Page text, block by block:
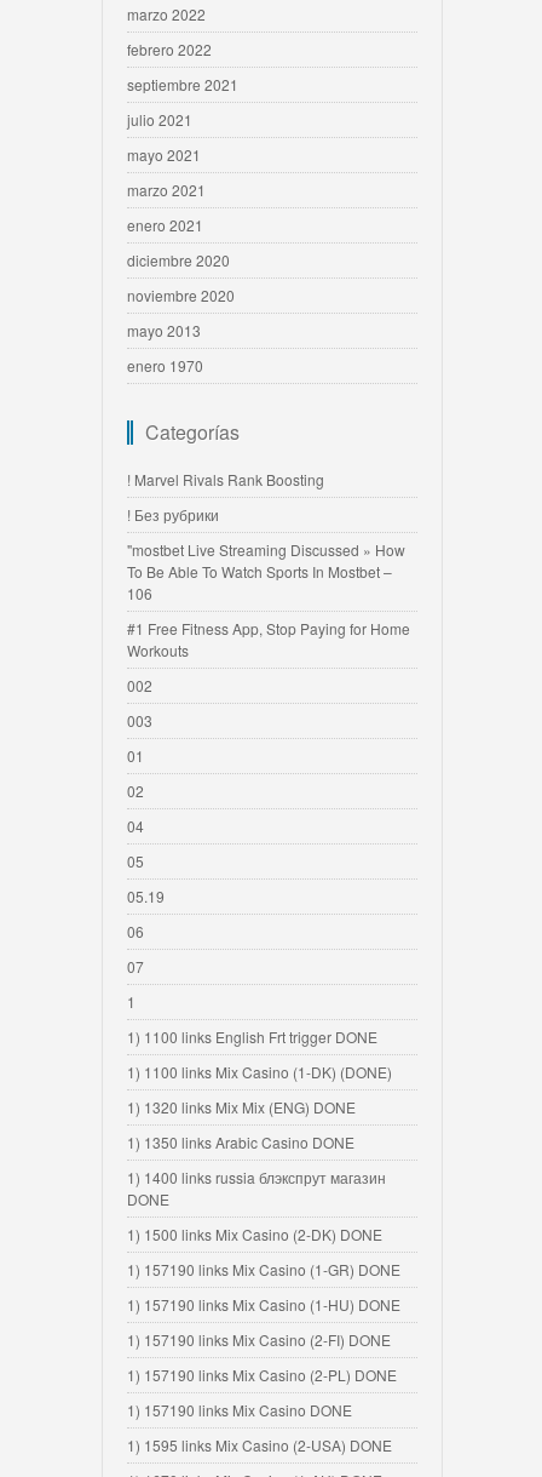
marzo 2022
febrero 2022
septiembre 2021
julio 2021
mayo 2021
marzo 2021
enero 2021
diciembre 2020
noviembre 2020
mayo 2013
enero 1970
Categorías
! Marvel Rivals Rank Boosting
! Без рубрики
"mostbet Live Streaming Discussed » How
To Be Able To Watch Sports In Mostbet –
106
#1 Free Fitness App, Stop Paying for Home
Workouts
002
003
01
02
04
05
05.19
06
07
1
1) 1100 links English Frt trigger DONE
1) 1100 links Mix Casino (1-DK) (DONE)
1) 1320 links Mix Mix (ENG) DONE
1) 1350 links Arabic Casino DONE
1) 1400 links russia блэкспрут магазин
DONE
1) 1500 links Mix Casino (2-DK) DONE
1) 157190 links Mix Casino (1-GR) DONE
1) 157190 links Mix Casino (1-HU) DONE
1) 157190 links Mix Casino (2-FI) DONE
1) 157190 links Mix Casino (2-PL) DONE
1) 157190 links Mix Casino DONE
1) 1595 links Mix Casino (2-USA) DONE